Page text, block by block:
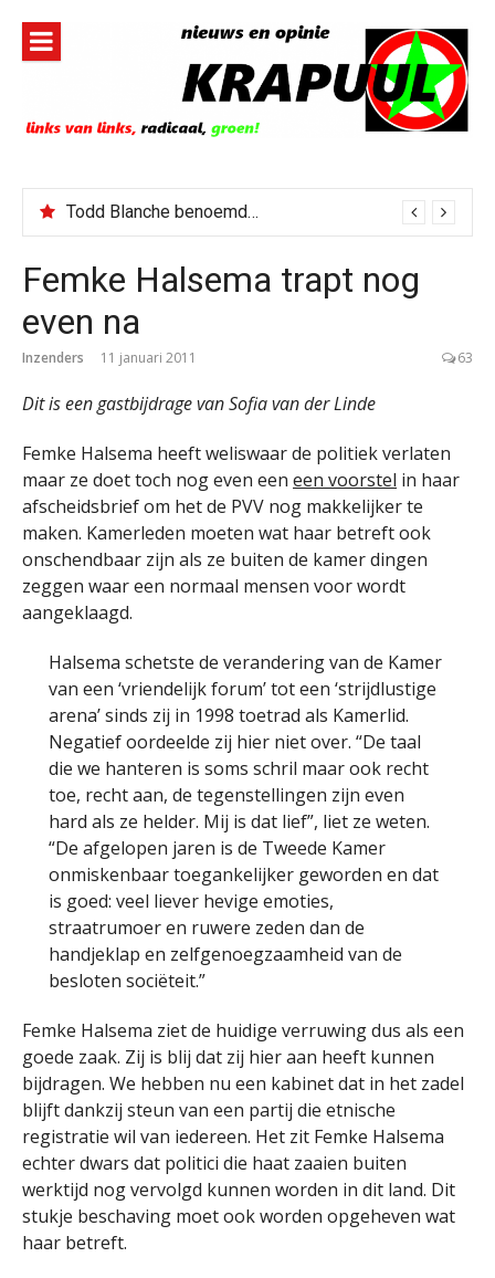
inhoud
Todd Blanche benoemd tot Attorney General
Femke Halsema trapt nog
even na
Inzenders 11 januari 2011 63
Dit is een gastbijdrage van Sofia van der Linde
Femke Halsema heeft weliswaar de politiek verlaten
maar ze doet toch nog even een een voorstel in haar
afscheidsbrief om het de PVV nog makkelijker te
maken. Kamerleden moeten wat haar betreft ook
onschendbaar zijn als ze buiten de kamer dingen
zeggen waar een normaal mensen voor wordt
aangeklaagd.
Halsema schetste de verandering van de Kamer
van een ‘vriendelijk forum’ tot een ‘strijdlustige
arena’ sinds zij in 1998 toetrad als Kamerlid.
Negatief oordeelde zij hier niet over. “De taal
die we hanteren is soms schril maar ook recht
toe, recht aan, de tegenstellingen zijn even
hard als ze helder. Mij is dat lief”, liet ze weten.
“De afgelopen jaren is de Tweede Kamer
onmiskenbaar toegankelijker geworden en dat
is goed: veel liever hevige emoties,
straatrumoer en ruwere zeden dan de
handjeklap en zelfgenoegzaamheid van de
besloten sociëteit.”
Femke Halsema ziet de huidige verruwing dus als een
goede zaak. Zij is blij dat zij hier aan heeft kunnen
bijdragen. We hebben nu een kabinet dat in het zadel
blijft dankzij steun van een partij die etnische
registratie wil van iedereen. Het zit Femke Halsema
echter dwars dat politici die haat zaaien buiten
werktijd nog vervolgd kunnen worden in dit land. Dit
stukje beschaving moet ook worden opgeheven wat
haar betreft.